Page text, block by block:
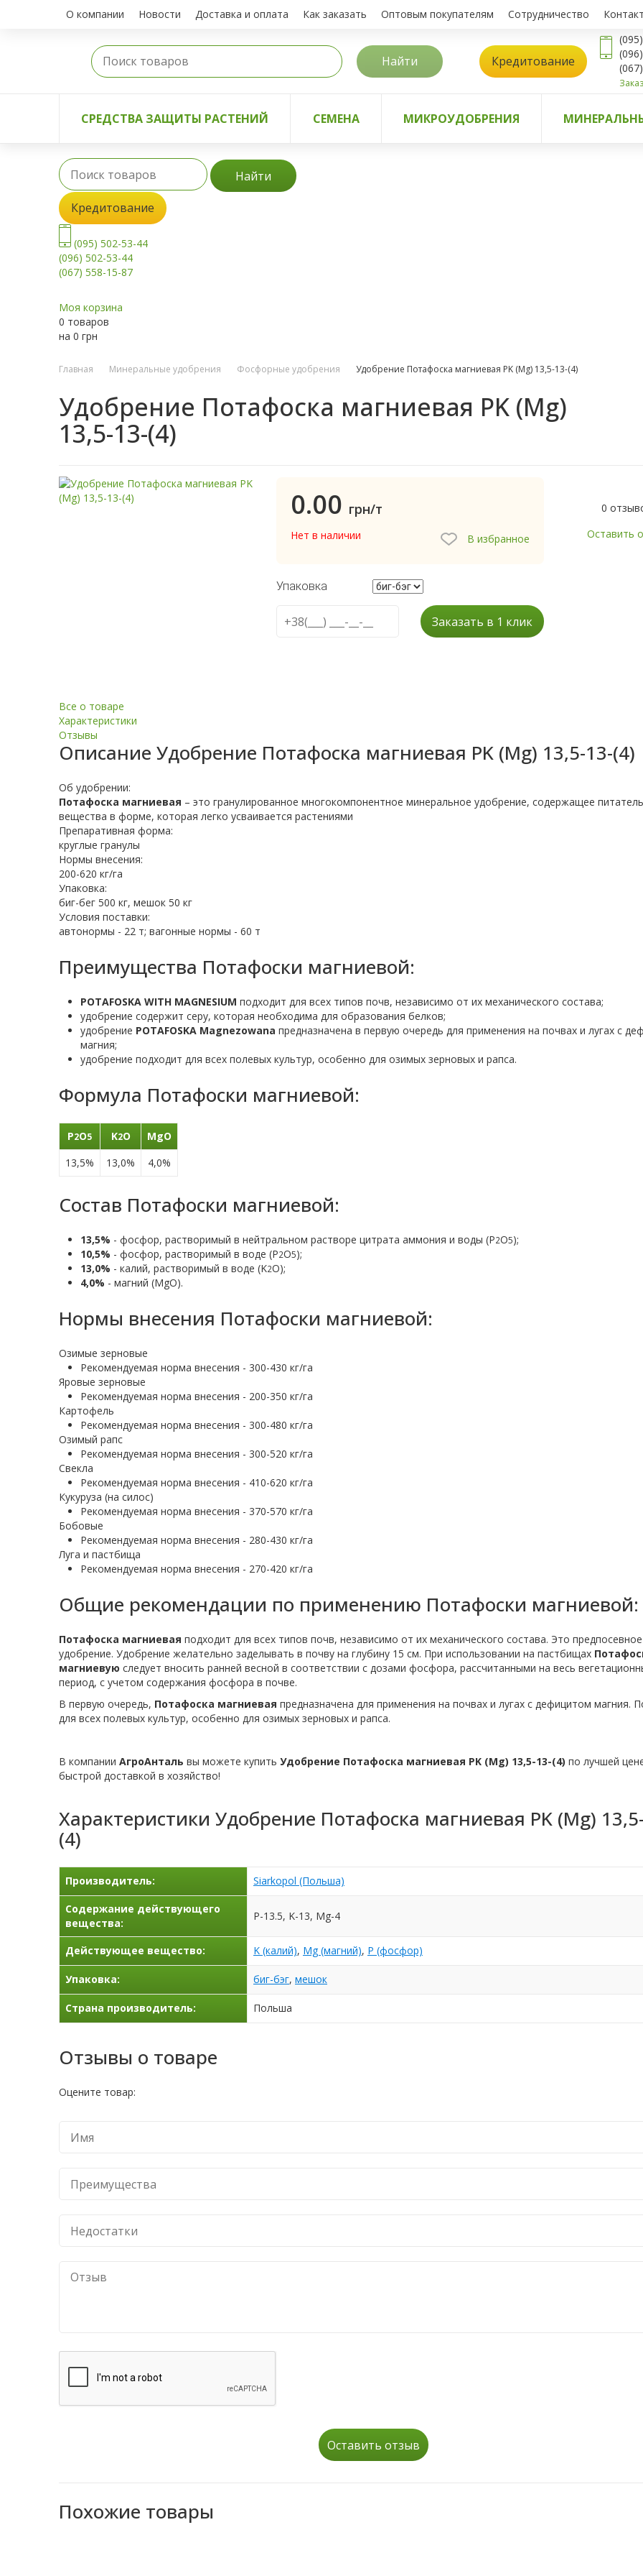
О компании Новости Доставка и оплата Как заказать Оптовым покупателям Сотрудничество
Найти Кредитование
СРЕДСТВА ЗАЩИТЫ РАСТЕНИЙ СЕМЕНА МИКРОУДОБРЕНИЯ
Найти
Кредитование
(095) 502-53-44
(096) 502-53-44
(067) 558-15-87
Моя корзина
0 товаров
на 0 грн
Главная Минеральные удобрения Фосфорные удобрения Удобрение Потафоска магниевая PK (Mg) 13,5-13-(4)
Удобрение Потафоска магниевая PK (Mg)
13,5-13-(4)
0.00 грн/т
Нет в наличии В избранное
Упаковка
0
Оставить
Заказать в 1 клик
Все о товаре
Характеристики
Отзывы
Описание Удобрение Потафоска магниевая PK (Mg) 13,5-13-(4)
Об удобрении:
Потафоска магниевая – это гранулированное многокомпонентное минеральное удобрение, содержащее
вещества в форме, которая легко усваивается растениями
Препаративная форма:
круглые гранулы
Нормы внесения:
200-620 кг/га
Упаковка:
биг-бег 500 кг, мешок 50 кг
Условия поставки:
автонормы - 22 т; вагонные нормы - 60 т
Преимущества Потафоски магниевой:
POTAFOSKA WITH MAGNESIUM подходит для всех типов почв, независимо от их механического состава;
удобрение содержит серу, которая необходима для образования белков;
удобрение POTAFOSKA Magnezowana предназначена в первую очередь для применения на почвах и лугах с
магния;
удобрение подходит для всех полевых культур, особенно для озимых зерновых и рапса.
Формула Потафоски магниевой:
P2O5 K2O
MgO
13,5%
13,0% 4,0%
Состав Потафоски магниевой:
13,5% - фосфор, растворимый в нейтральном растворе цитрата аммония и воды (P2O5);
10,5% - фосфор, растворимый в воде (P2O5);
13,0% - калий, растворимый в воде (K2O);
4,0% - магний (MgO).
Нормы внесения Потафоски магниевой:
Озимые зерновые
Рекомендуемая норма внесения - 300-430 кг/га
Яровые зерновые
Рекомендуемая норма внесения - 200-350 кг/га
Картофель
Рекомендуемая норма внесения - 300-480 кг/га
Озимый рапс
Рекомендуемая норма внесения - 300-520 кг/га
Свекла
Рекомендуемая норма внесения - 410-620 кг/га
Кукуруза (на силос)
Рекомендуемая норма внесения - 370-570 кг/га
Бобовые
Рекомендуемая норма внесения - 280-430 кг/га
Луга и пастбища
Рекомендуемая норма внесения - 270-420 кг/га
Общие рекомендации по применению Потафоски магниевой:
Потафоска магниевая подходит для всех типов почв, независимо от их механического состава. Это предпосевное
удобрение. Удобрение желательно заделывать в почву на глубину 15 см. При использовании на пастбищах
магниевую следует вносить ранней весной в соответствии с дозами фосфора, рассчитанными на весь
период, с учетом содержания фосфора в почве.
В первую очередь, Потафоска магниевая предназначена для применения на почвах и лугах с дефицитом магния.
для всех полевых культур, особенно для озимых зерновых и рапса.
В компании АгроАнталь вы можете купить Удобрение Потафоска магниевая PK (Mg) 13,5-13-(4) по лучшей
быстрой доставкой в хозяйство!
Характеристики Удобрение Потафоска магниевая PK (Mg)
(4)
Производитель: Siarkopol (Польша)
Содержание действующего
вещества:
P-13.5, K-13, Mg-4
Действующее вещество: K (калий), Mg (магний), P (фосфор)
Упаковка: биг-бэг, мешок
Страна производитель: Польша
Отзывы о товаре
Оцените товар:
Оставить отзыв
Похожие товары